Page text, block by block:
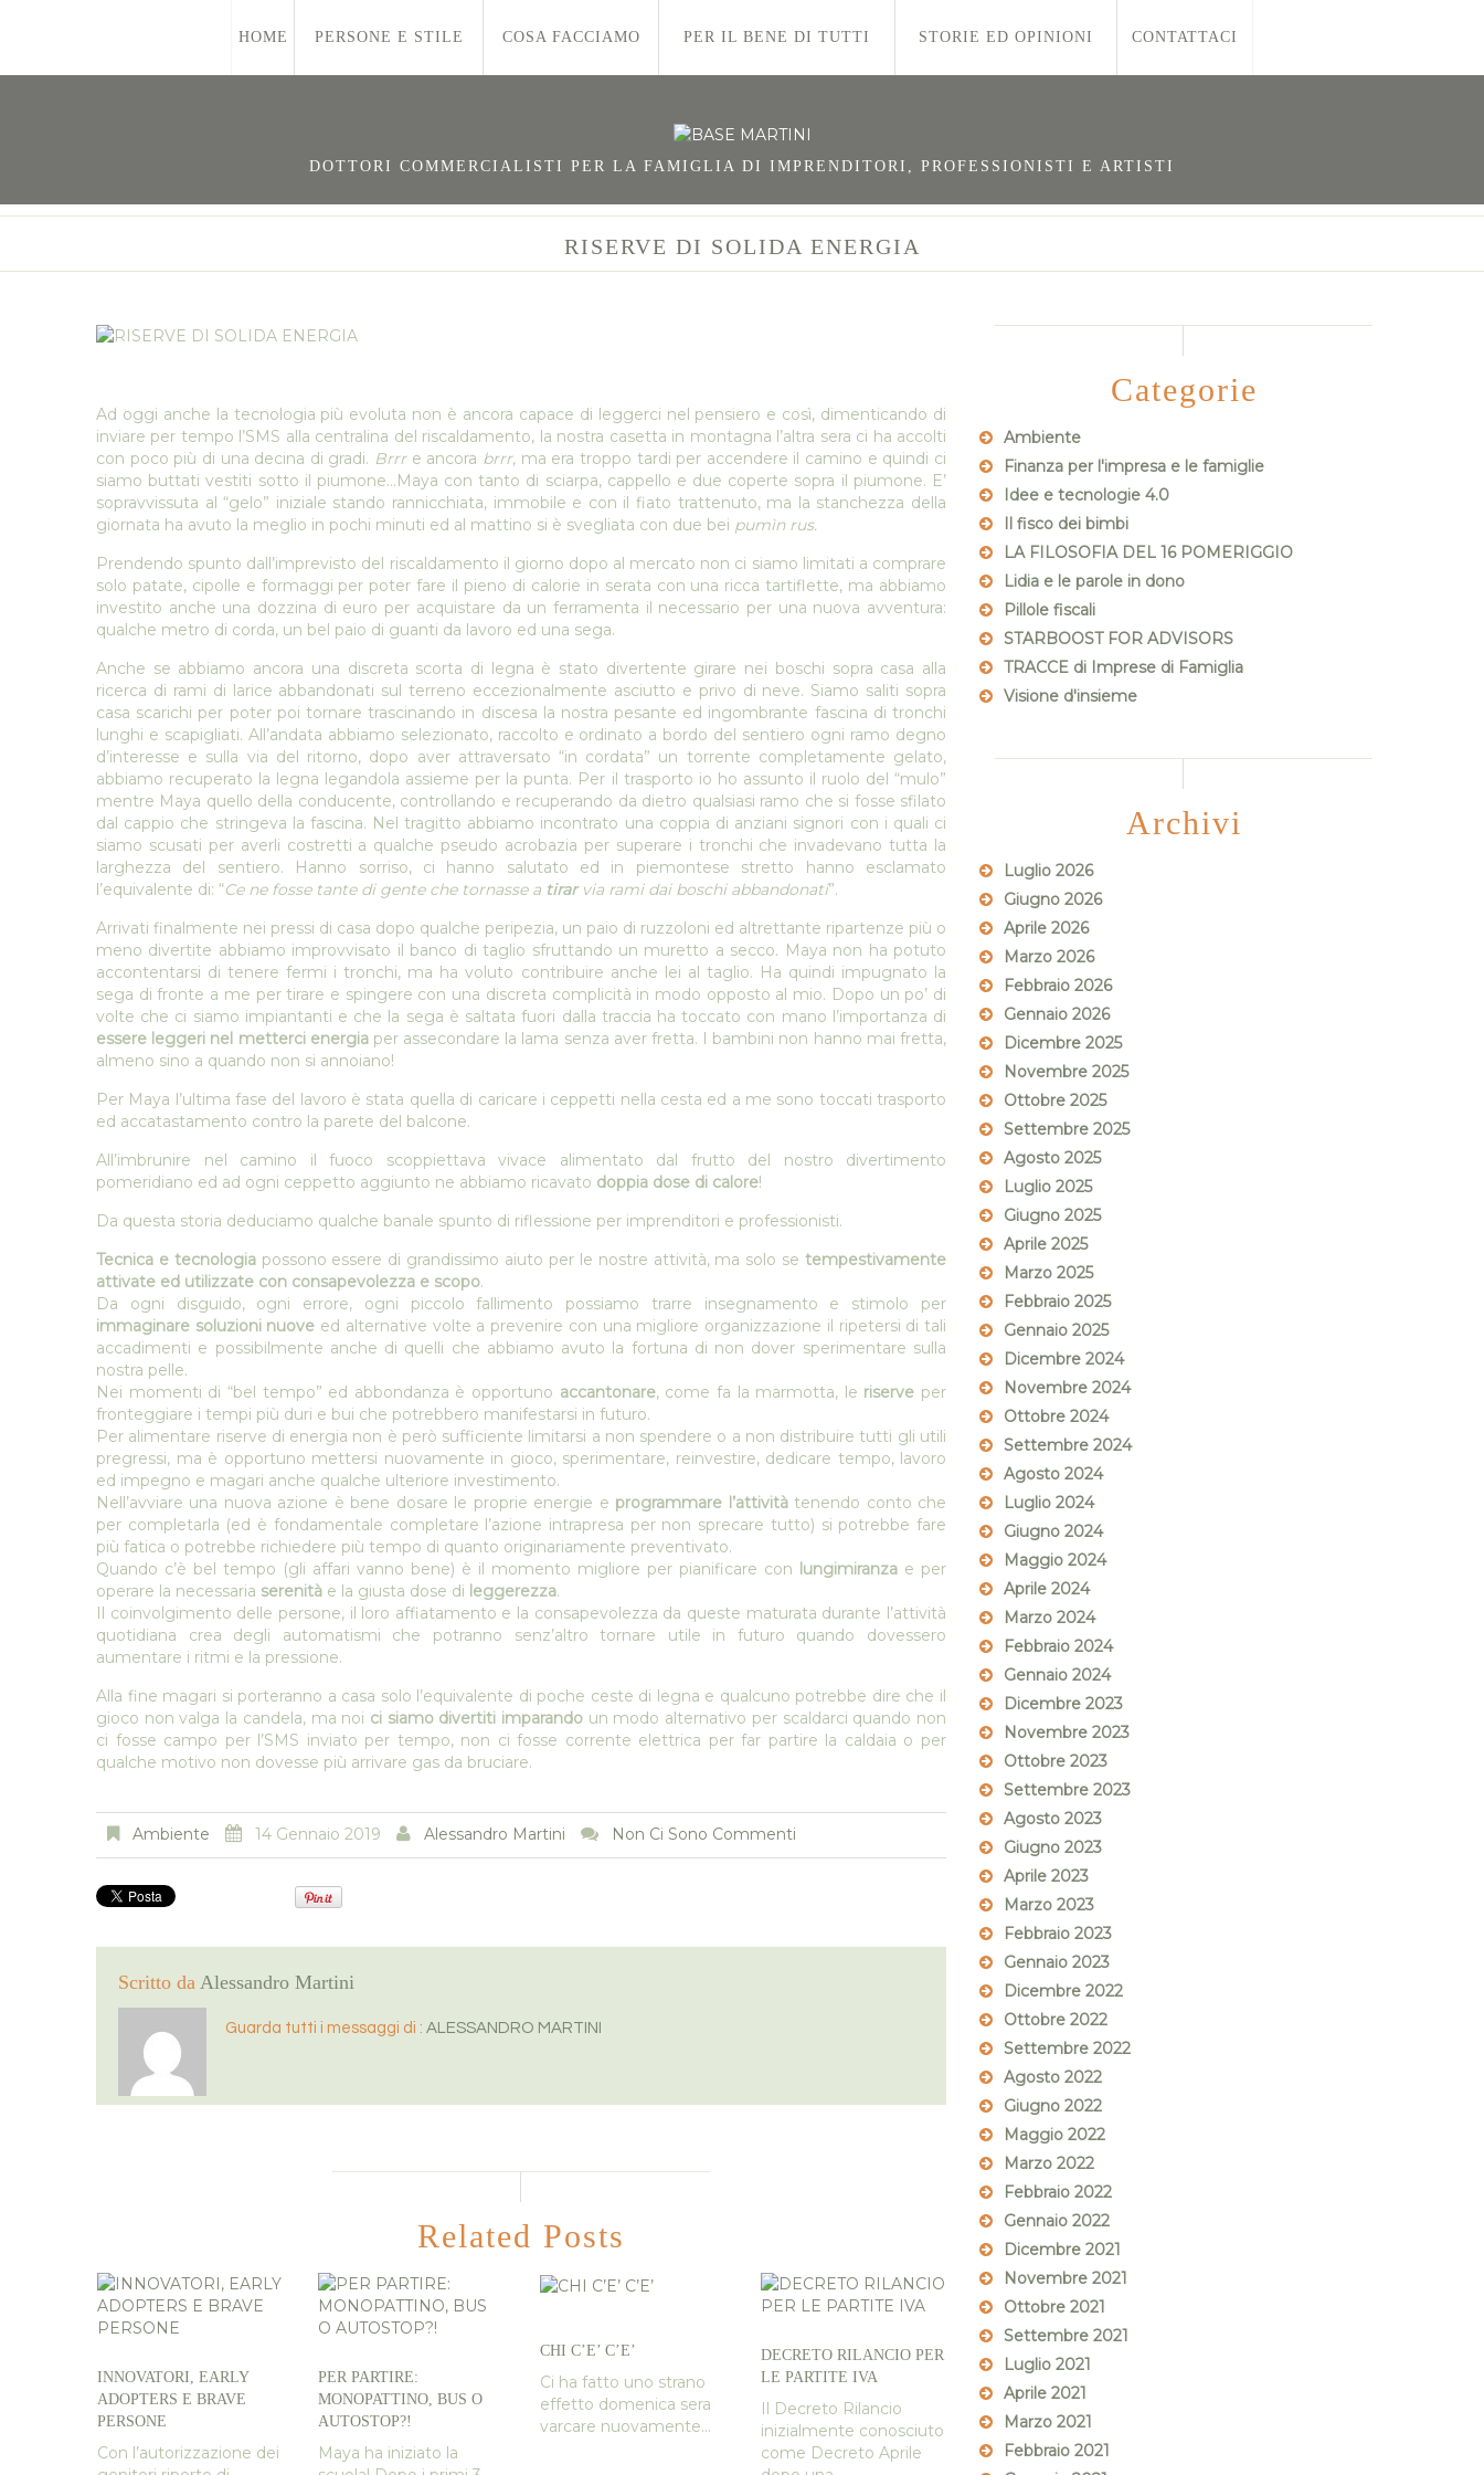
HOME PERSONE E STILE COSA FACCIAMO PER IL BENE DI TUTTI STORIE ED OPINIONI CONTATTACI
DOTTORI COMMERCIALISTI PER LA FAMIGLIA DI IMPRENDITORI, PROFESSIONISTI E ARTISTI
RISERVE DI SOLIDA ENERGIA
Ad oggi anche la tecnologia più evoluta non è ancora capace di leggerci nel pensiero e così, dimenticando di
inviare per tempo l’SMS alla centralina del riscaldamento, la nostra casetta in montagna l’altra sera ci ha accolti
con poco più di una decina di gradi. Brrre ancora brrr, ma era troppo tardi per accendere il camino e quindi ci
siamo buttati vestiti sotto il piumone...Maya con tanto di sciarpa, cappello e due coperte sopra il piumone. E’
sopravvissuta al “gelo” iniziale stando rannicchiata, immobile e con il fiato trattenuto, ma la stanchezza della
giornata ha avuto la meglio in pochi minuti ed al mattino si è svegliata con due bei pumìn rus.
Prendendo spunto dall’imprevisto del riscaldamento il giorno dopo al mercato non ci siamo limitati a comprare
solo patate, cipolle e formaggi per poter fare il pieno di calorie in serata con una ricca tartiflette, ma abbiamo
investito anche una dozzina di euro per acquistare da un ferramenta il necessario per una nuova avventura:
qualche metro di corda, un bel paio di guanti da lavoro ed una sega.
Anche se abbiamo ancora una discreta scorta di legna è stato divertente girare nei boschi sopra casa alla
ricerca di rami di larice abbandonati sul terreno eccezionalmente asciutto e privo di neve. Siamo saliti sopra
casa scarichi per poter poi tornare trascinando in discesa la nostra pesante ed ingombrante fascina di tronchi
lunghi e scapigliati. All’andata abbiamo selezionato, raccolto e ordinato a bordo del sentiero ogni ramo degno
d’interesse e sulla via del ritorno, dopo aver attraversato “in cordata” un torrente completamente gelato,
abbiamo recuperato la legna legandola assieme per la punta. Per il trasporto io ho assunto il ruolo del “mulo”
mentre Maya quello della conducente, controllando e recuperando da dietro qualsiasi ramo che si fosse sfilato
dal cappio che stringeva la fascina. Nel tragitto abbiamo incontrato una coppia di anziani signori con i quali ci
siamo scusati per averli costretti a qualche pseudo acrobazia per superare i tronchi che invadevano tutta la
larghezza del sentiero. Hanno sorriso, ci hanno salutato ed in piemontese stretto hanno esclamato
l’equivalente di: “Ce ne fosse tante di gente che tornasse a tirarvia rami dai boschi abbandonati”.
Arrivati finalmente nei pressi di casa dopo qualche peripezia, un paio di ruzzoloni ed altrettante ripartenze più o
meno divertite abbiamo improvvisato il banco di taglio sfruttando un muretto a secco. Maya non ha potuto
accontentarsi di tenere fermi i tronchi, ma ha voluto contribuire anche lei al taglio. Ha quindi impugnato la
sega di fronte a me per tirare e spingere con una discreta complicità in modo opposto al mio. Dopo un po’ di
volte che ci siamo impiantanti e che la sega è saltata fuori dalla traccia ha toccato con mano l’importanza di
essere leggeri nel metterci energiaper assecondare la lama senza aver fretta. I bambini non hanno mai fretta,
almeno sino a quando non si annoiano!
Per Maya l’ultima fase del lavoro è stata quella di caricare i ceppetti nella cesta ed a me sono toccati trasporto
ed accatastamento contro la parete del balcone.
All’imbrunire nel camino il fuoco scoppiettava vivace alimentato dal frutto del nostro divertimento
pomeridiano ed ad ogni ceppetto aggiunto ne abbiamo ricavato doppia dose di calore!
Da questa storia deduciamo qualche banale spunto di riflessione per imprenditori e professionisti.
Tecnica e tecnologiapossono essere di grandissimo aiuto per le nostre attività, ma solo setempestivamente
attivate ed utilizzate con consapevolezza e scopo.
Da ogni disguido, ogni errore, ogni piccolo fallimento possiamo trarre insegnamento e stimolo per
immaginare soluzioni nuove ed alternative volte a prevenire con una migliore organizzazione il ripetersi di tali
accadimenti e possibilmente anche di quelli che abbiamo avuto la fortuna di non dover sperimentare sulla
nostra pelle.
Nei momenti di “bel tempo” ed abbondanza è opportuno accantonare, come fa la marmotta, le riserve per
fronteggiare i tempi più duri e bui che potrebbero manifestarsi in futuro.
Per alimentare riserve di energia non è però sufficiente limitarsi a non spendere o a non distribuire tutti gli utili
pregressi, ma è opportuno mettersi nuovamente in gioco, sperimentare, reinvestire, dedicare tempo, lavoro
ed impegno e magari anche qualche ulteriore investimento.
Nell’avviare una nuova azione è bene dosare le proprie energie e programmare l’attivitàtenendo conto che
per completarla (ed è fondamentale completare l’azione intrapresa per non sprecare tutto) si potrebbe fare
più fatica o potrebbe richiedere più tempo di quanto originariamente preventivato.
Quando c’è bel tempo (gli affari vanno bene) è il momento migliore per pianificare con
lungimiranza e per
operare la necessaria serenità e la giusta dose di leggerezza.
Il coinvolgimento delle persone, il loro affiatamento e la consapevolezza da queste maturata durante l’attività
quotidiana crea degli automatismi che potranno senz’altro tornare utile in futuro quando dovessero
aumentare i ritmi e la pressione.
Alla fine magari si porteranno a casa solo l’equivalente di poche ceste di legna e qualcuno potrebbe dire che il
gioco non valga la candela, ma noi ci siamo divertiti imparando un modo alternativo per scaldarci quando non
ci fosse campo per l’SMS inviato per tempo, non ci fosse corrente elettrica per far partire la caldaia o per
qualche motivo non dovesse più arrivare gas da bruciare.
Ambiente 14 Gennaio 2019 Alessandro Martini Non Ci Sono Commenti
Scritto da Alessandro Martini
Guarda tutti i messaggi di : ALESSANDRO MARTINI
Related Posts
INNOVATORI, EARLY
ADOPTERS E BRAVE
PERSONE
Con l’autorizzazione dei
PER PARTIRE:
MONOPATTINO, BUS O
AUTOSTOP?!
Maya ha iniziato la
CHI C’E’ C’E’
Ci ha fatto uno strano
effetto domenica sera
varcare nuovamente...
DECRETO RILANCIO PER
LE PARTITE IVA
Il Decreto Rilancio
inizialmente conosciuto
come Decreto Aprile
Categorie
Ambiente
Finanza per l'impresa e le famiglie
Idee e tecnologie 4.0
Il fisco dei bimbi
LA FILOSOFIA DEL 16 POMERIGGIO
Lidia e le parole in dono
Pillole fiscali
STARBOOST FOR ADVISORS
TRACCE di Imprese di Famiglia
Visione d'insieme
Archivi
Luglio 2026
Giugno 2026
Aprile 2026
Marzo 2026
Febbraio 2026
Gennaio 2026
Dicembre 2025
Novembre 2025
Ottobre 2025
Settembre 2025
Agosto 2025
Luglio 2025
Giugno 2025
Aprile 2025
Marzo 2025
Febbraio 2025
Gennaio 2025
Dicembre 2024
Novembre 2024
Ottobre 2024
Settembre 2024
Agosto 2024
Luglio 2024
Giugno 2024
Maggio 2024
Aprile 2024
Marzo 2024
Febbraio 2024
Gennaio 2024
Dicembre 2023
Novembre 2023
Ottobre 2023
Settembre 2023
Agosto 2023
Giugno 2023
Aprile 2023
Marzo 2023
Febbraio 2023
Gennaio 2023
Dicembre 2022
Ottobre 2022
Settembre 2022
Agosto 2022
Giugno 2022
Maggio 2022
Marzo 2022
Febbraio 2022
Gennaio 2022
Dicembre 2021
Novembre 2021
Ottobre 2021
Settembre 2021
Luglio 2021
Aprile 2021
Marzo 2021
Febbraio 2021